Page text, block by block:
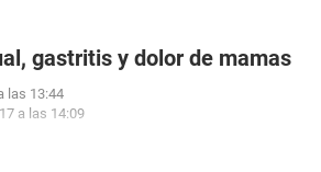
gastritis y dolor de mamas
las 13:44
a las 14:09